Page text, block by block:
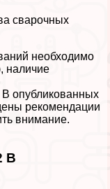
сварочных
необходимо
наличие
опубликованных
рекомендации
внимание.
В